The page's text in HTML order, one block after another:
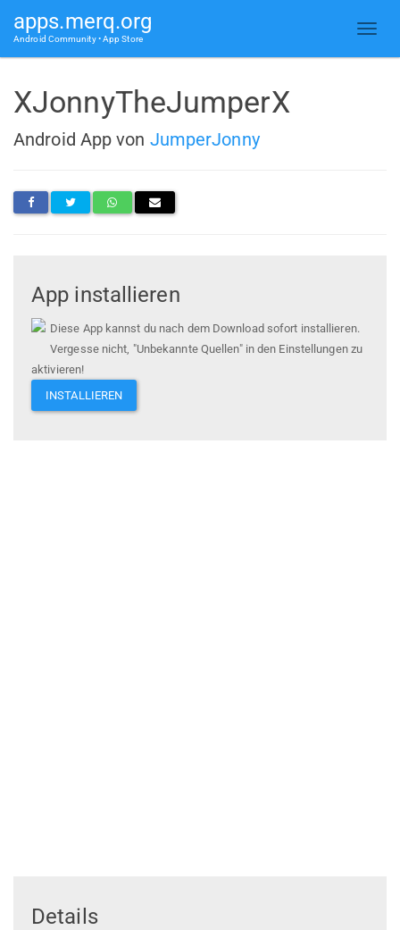
apps.merq.org
Android Community • App Store
XJonnyTheJumperX
Android App von JumperJonny
App installieren
Diese App kannst du nach dem Download sofort installieren.
Vergesse nicht, "Unbekannte Quellen" in den Einstellungen zu
aktivieren!
INSTALLIEREN
Details